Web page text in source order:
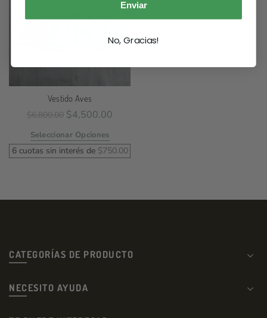
Vestido Aves
$6,800.00 $4,500.00
Seleccionar Opciones
6 cuotas sin interés de $750.00
CATEGORÍAS DE PRODUCTO
NECESITO AYUDA
Enviar
No, Gracias!